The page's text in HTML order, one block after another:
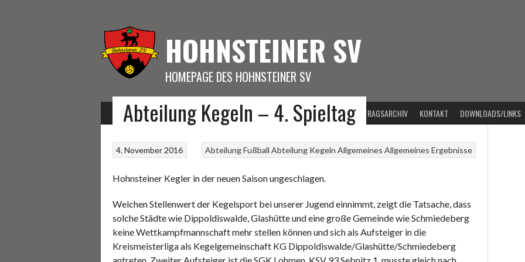
HOHNSTEINER SV
HOMEPAGE DES HOHNSTEINER SV
START FUSSBALL KEGELN SONSTIGE SPORTARTEN VORSTAND BEITRAGSARCHIV KONTAKT DOWNLOADS/LINKS
Abteilung Kegeln – 4. Spieltag
Abteilung Fußball Abteilung Kegeln Allgemeines Allgemeines Ergebnisse
4. November 2016
Hohnsteiner Kegler in der neuen Saison ungeschlagen.
Welchen Stellenwert der Kegelsport bei unserer Jugend einnimmt, zeigt die Tatsache, dass
solche Städte wie Dippoldiswalde, Glashütte und eine große Gemeinde wie Schmiedeberg
keine Wettkampfmannschaft mehr stellen können und sich als Aufsteiger in die
Kreismeisterliga als Kegelgemeinschaft KG Dippoldiswalde/Glashütte/Schmiedeberg
antreten. Zweiter Aufsteiger ist die SGK Lohmen. KSV 93 Sebnitz 1. musste gleich nach